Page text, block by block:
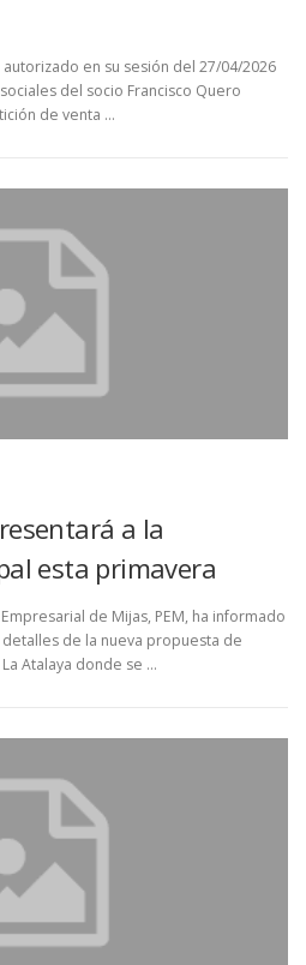
autorizado en su sesión del 27/04/2026
del socio Francisco Quero
de venta …
a la
esta primavera
de Mijas, PEM, ha informado
de la nueva propuesta de
Atalaya donde se …